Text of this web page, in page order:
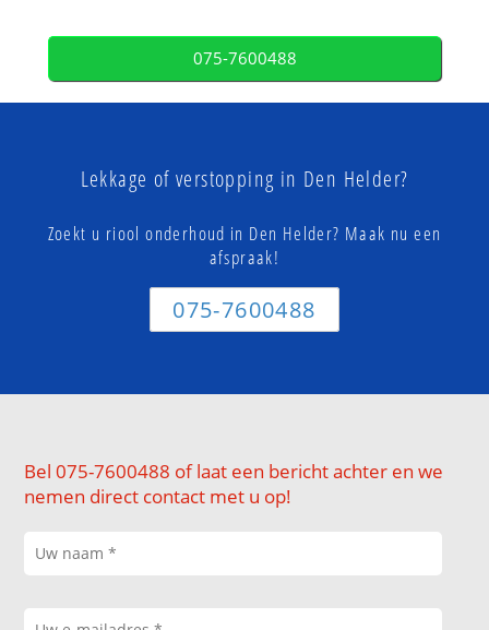
075-7600488
Lekkage of verstopping in Den Helder?
Zoekt u riool onderhoud in Den Helder? Maak nu een
afspraak!
075-7600488
Bel 075-7600488 of laat een bericht achter en we
nemen direct contact met u op!